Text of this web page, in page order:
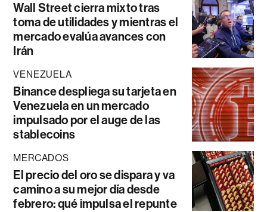
Wall Street cierra mixto tras
toma de utilidades y mientras el
mercado evalúa avances con
Irán
VENEZUELA
Binance despliega su tarjeta en
Venezuela en un mercado
impulsado por el auge de las
stablecoins
MERCADOS
El precio del oro se dispara y va
camino a su mejor día desde
febrero: qué impulsa el repunte